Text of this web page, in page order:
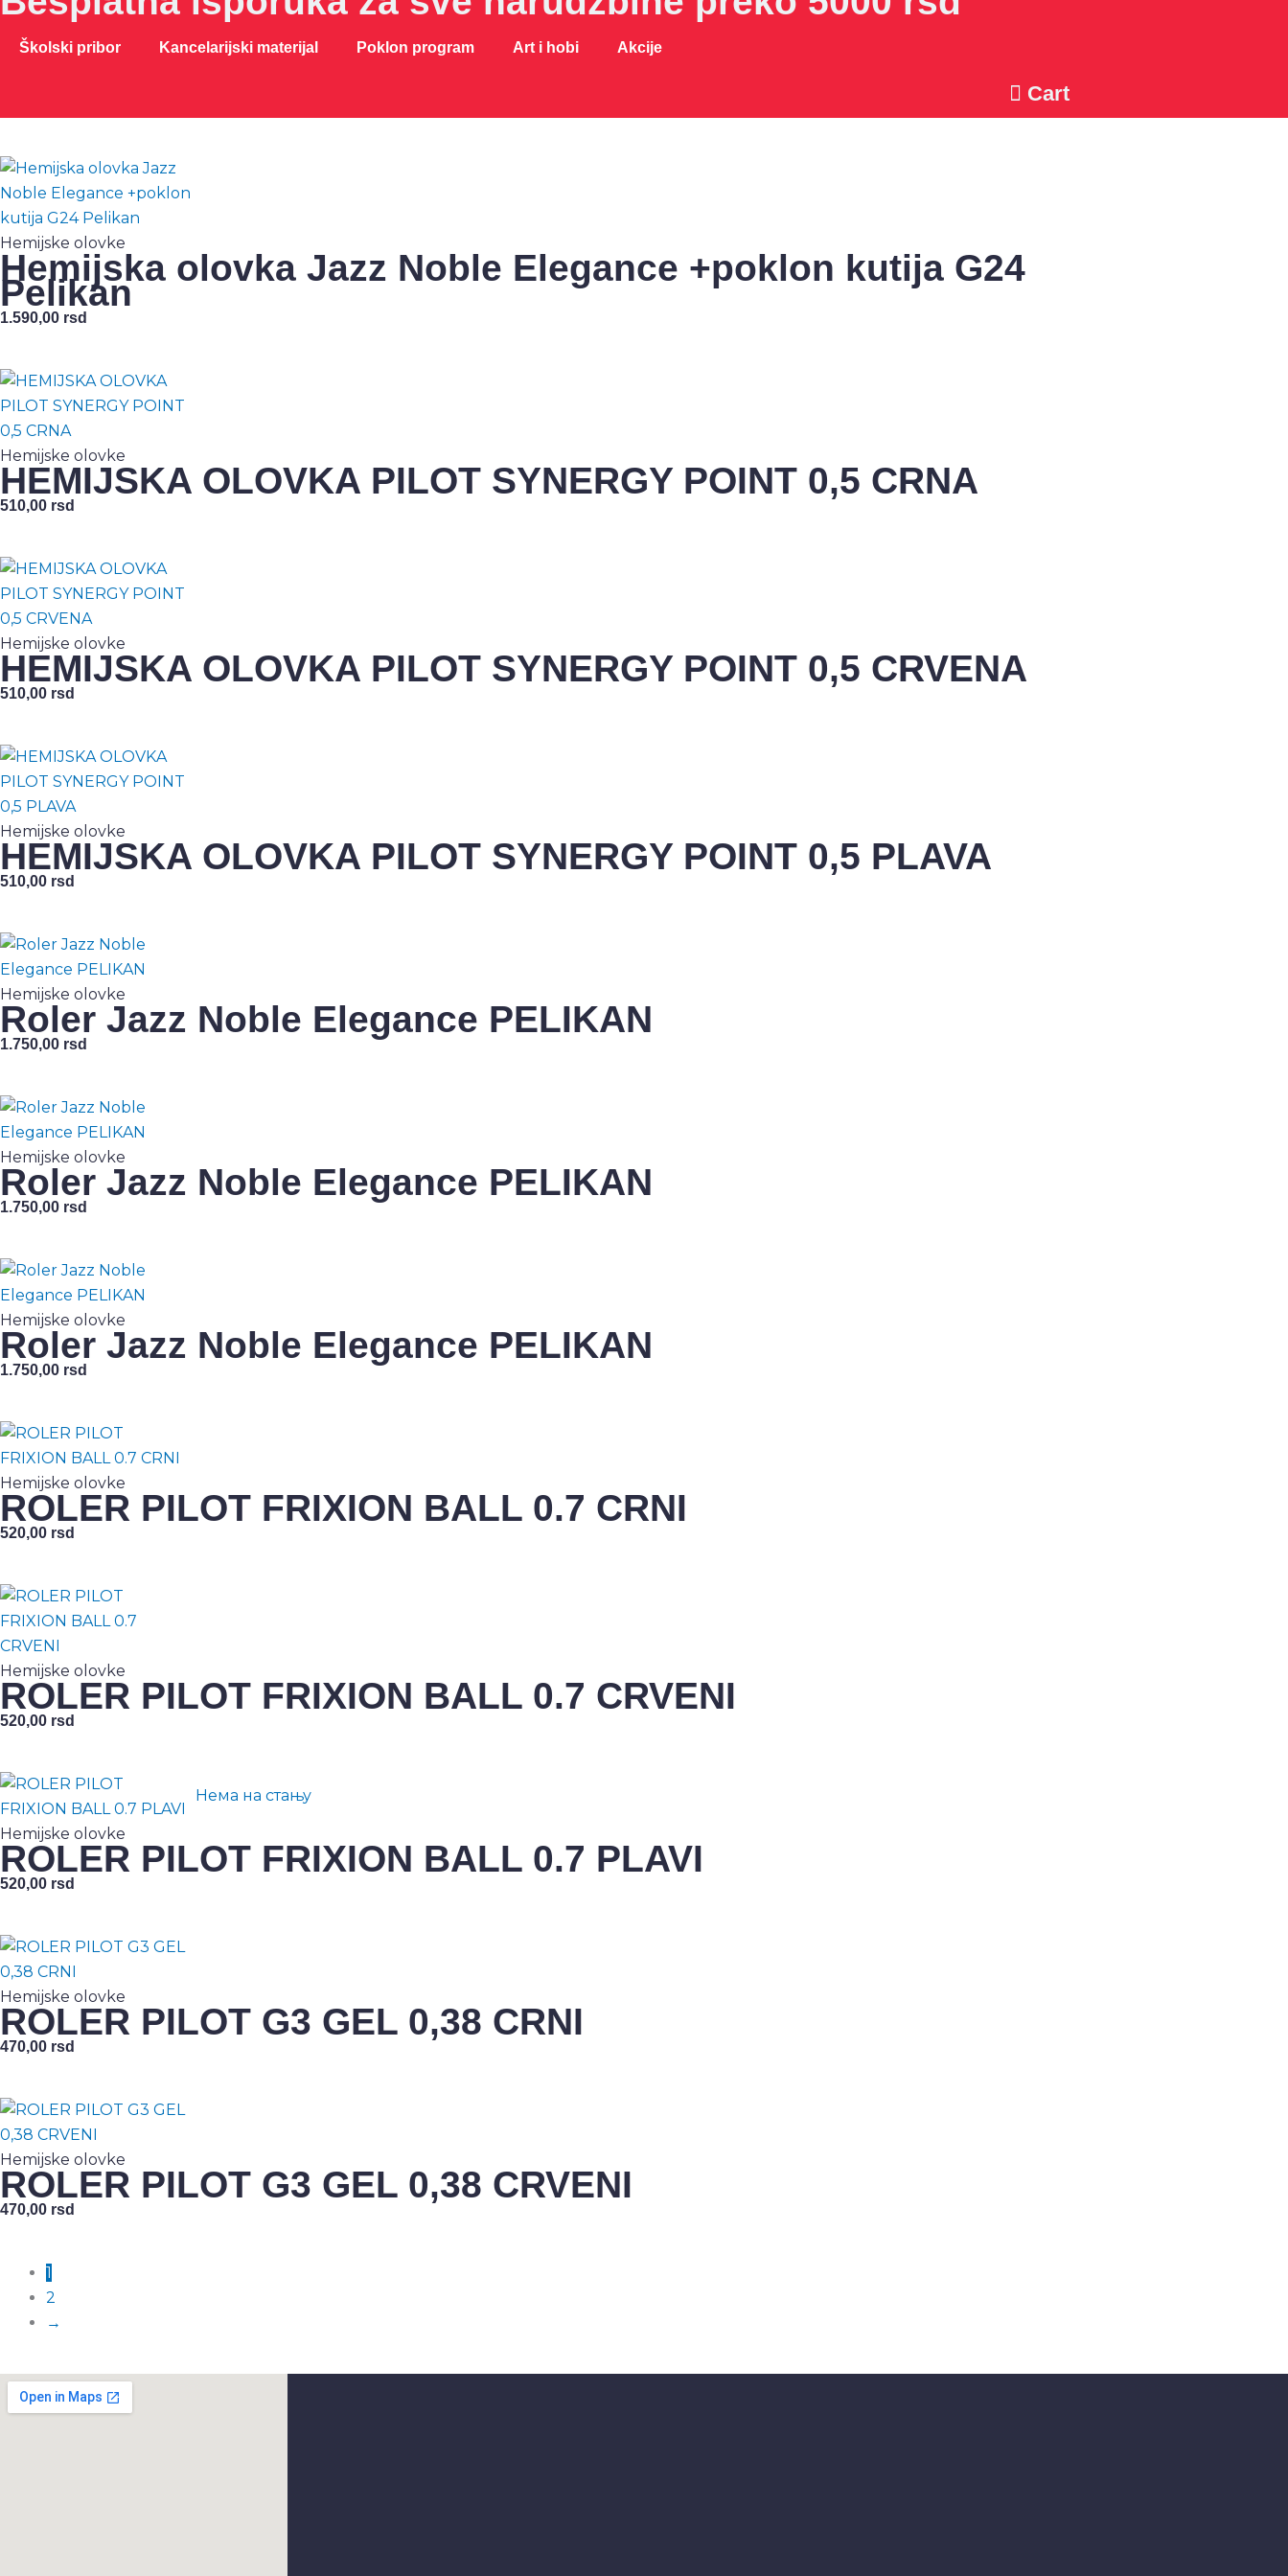
Školski pribor Kancelarijski materijal Poklon program Art i hobi Akcije
Cart
Hemijske olovke
Hemijska olovka Jazz Noble Elegance +poklon kutija G24
Pelikan
1.590,00 rsd
Hemijske olovke
HEMIJSKA OLOVKA PILOT SYNERGY POINT 0,5 CRNA
510,00 rsd
Hemijske olovke
HEMIJSKA OLOVKA PILOT SYNERGY POINT 0,5 CRVENA
510,00 rsd
Hemijske olovke
HEMIJSKA OLOVKA PILOT SYNERGY POINT 0,5 PLAVA
510,00 rsd
Hemijske olovke
Roler Jazz Noble Elegance PELIKAN
1.750,00 rsd
Hemijske olovke
Roler Jazz Noble Elegance PELIKAN
1.750,00 rsd
Hemijske olovke
Roler Jazz Noble Elegance PELIKAN
1.750,00 rsd
Hemijske olovke
ROLER PILOT FRIXION BALL 0.7 CRNI
520,00 rsd
Hemijske olovke
ROLER PILOT FRIXION BALL 0.7 CRVENI
520,00 rsd
Нема на стању
Hemijske olovke
ROLER PILOT FRIXION BALL 0.7 PLAVI
520,00 rsd
Hemijske olovke
ROLER PILOT G3 GEL 0,38 CRNI
470,00 rsd
Hemijske olovke
ROLER PILOT G3 GEL 0,38 CRVENI
470,00 rsd
1
2
→